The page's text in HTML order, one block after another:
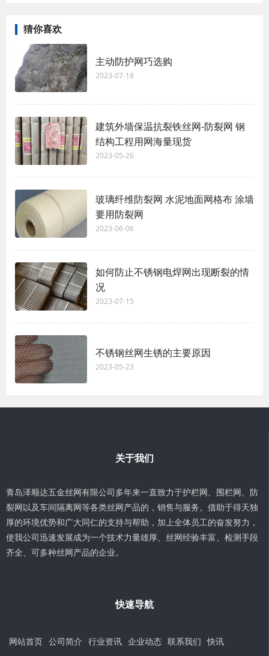
猜你喜欢
主动防护网巧选购
2023-07-18
建筑外墙保温抗裂铁丝网-防裂网 钢
结构工程用网海量现货
2023-05-26
玻璃纤维防裂网 水泥地面网格布 涂墙
要用防裂网
2023-06-06
如何防止不锈钢电焊网出现断裂的情
况
2023-07-15
不锈钢丝网生锈的主要原因
2023-05-23
关于我们
青岛泽顺达五金丝网有限公司多年来一直致力于护栏网、围栏网、防
裂网以及车间隔离网等各类丝网产品的，销售与服务。借助于得天独
厚的环境优势和广大同仁的支持与帮助，加上全体员工的奋发努力，
使我公司迅速发展成为一个技术力量雄厚、丝网经验丰富、检测手段
齐全、可多种丝网产品的企业。
快速导航
网站首页 公司简介 行业资讯 企业动态 联系我们 快讯